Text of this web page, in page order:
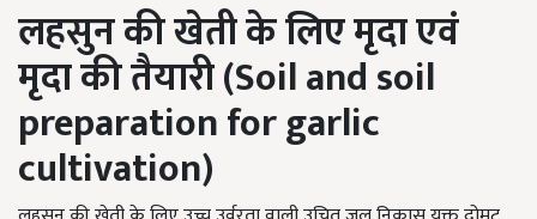
लहसुन की खेती के लिए मृदा एवं
मृदा की तैयारी (Soil and soil
preparation for garlic
cultivation)